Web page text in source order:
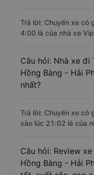
Trả lời: Chuyến xe có
4:00 là của nhà xe
Câu hỏi: Nhà xe
Hồng Bàng - Hải
nhất?
Trả lời: Chuyến xe có
vào lúc 21:02 là của
Câu hỏi: Review
Hồng Bàng - Hải